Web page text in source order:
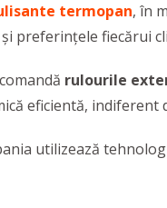
termopan, în
preferințele fiecărui
rulourile
eficientă, indiferent
utilizează